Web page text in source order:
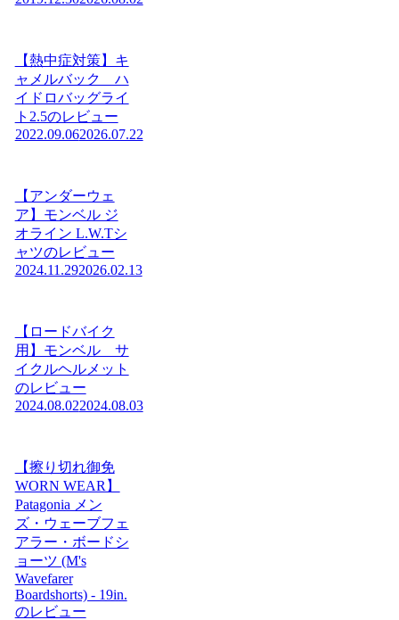
【熱中症対策】キ
ャメルバック ハ
イドロバッグライ
ト2.5のレビュー
2022.09.062026.07.22
【アンダーウェ
ア】モンベル ジ
オライン L.W.Tシ
ャツのレビュー
2024.11.292026.02.13
【ロードバイク
用】モンベル サ
イクルヘルメット
のレビュー
2024.08.022024.08.03
【擦り切れ御免
WORN WEAR】
Patagonia メン
ズ・ウェーブフェ
アラー・ボードシ
ョーツ (M's
Wavefarer
Boardshorts) - 19in.
のレビュー